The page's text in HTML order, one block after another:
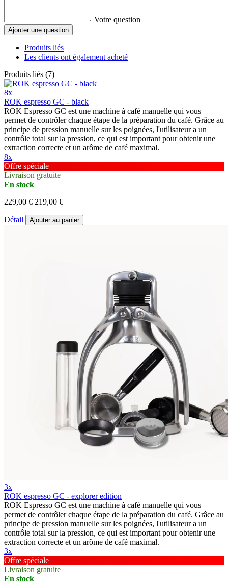
Votre question
Ajouter une question
Produits liés
Les clients ont également acheté
Produits liés (7)
8x
ROK espresso GC - black
ROK Espresso GC est une machine à café manuelle qui vous
permet de contrôler chaque étape de la préparation du café. Grâce au
principe de pression manuelle sur les poignées, l'utilisateur a un
contrôle total sur la pression, ce qui est important pour obtenir une
extraction correcte et un arôme de café maximal.
8x
Offre spéciale
Livraison gratuite
En stock
229,00 € 219,00 €
Détail Ajouter au panier
3x
ROK espresso GC - explorer edition
ROK Espresso GC est une machine à café manuelle qui vous
permet de contrôler chaque étape de la préparation du café. Grâce au
principe de pression manuelle sur les poignées, l'utilisateur a un
contrôle total sur la pression, ce qui est important pour obtenir une
extraction correcte et un arôme de café maximal.
3x
Offre spéciale
Livraison gratuite
En stock